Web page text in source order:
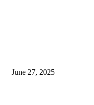
June 27, 2025